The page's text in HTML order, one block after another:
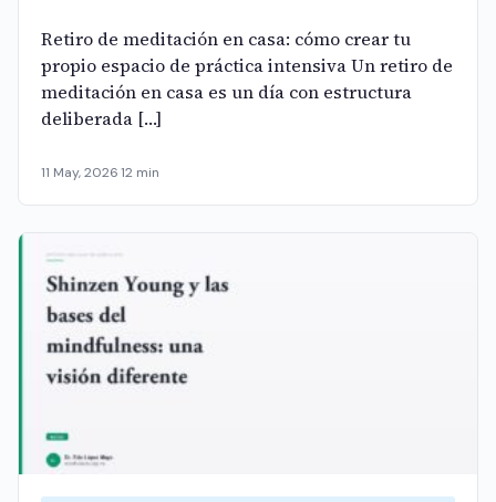
Retiro de meditación en casa: cómo crear tu
propio espacio de práctica intensiva Un retiro de
meditación en casa es un día con estructura
deliberada […]
11 May, 202612 min